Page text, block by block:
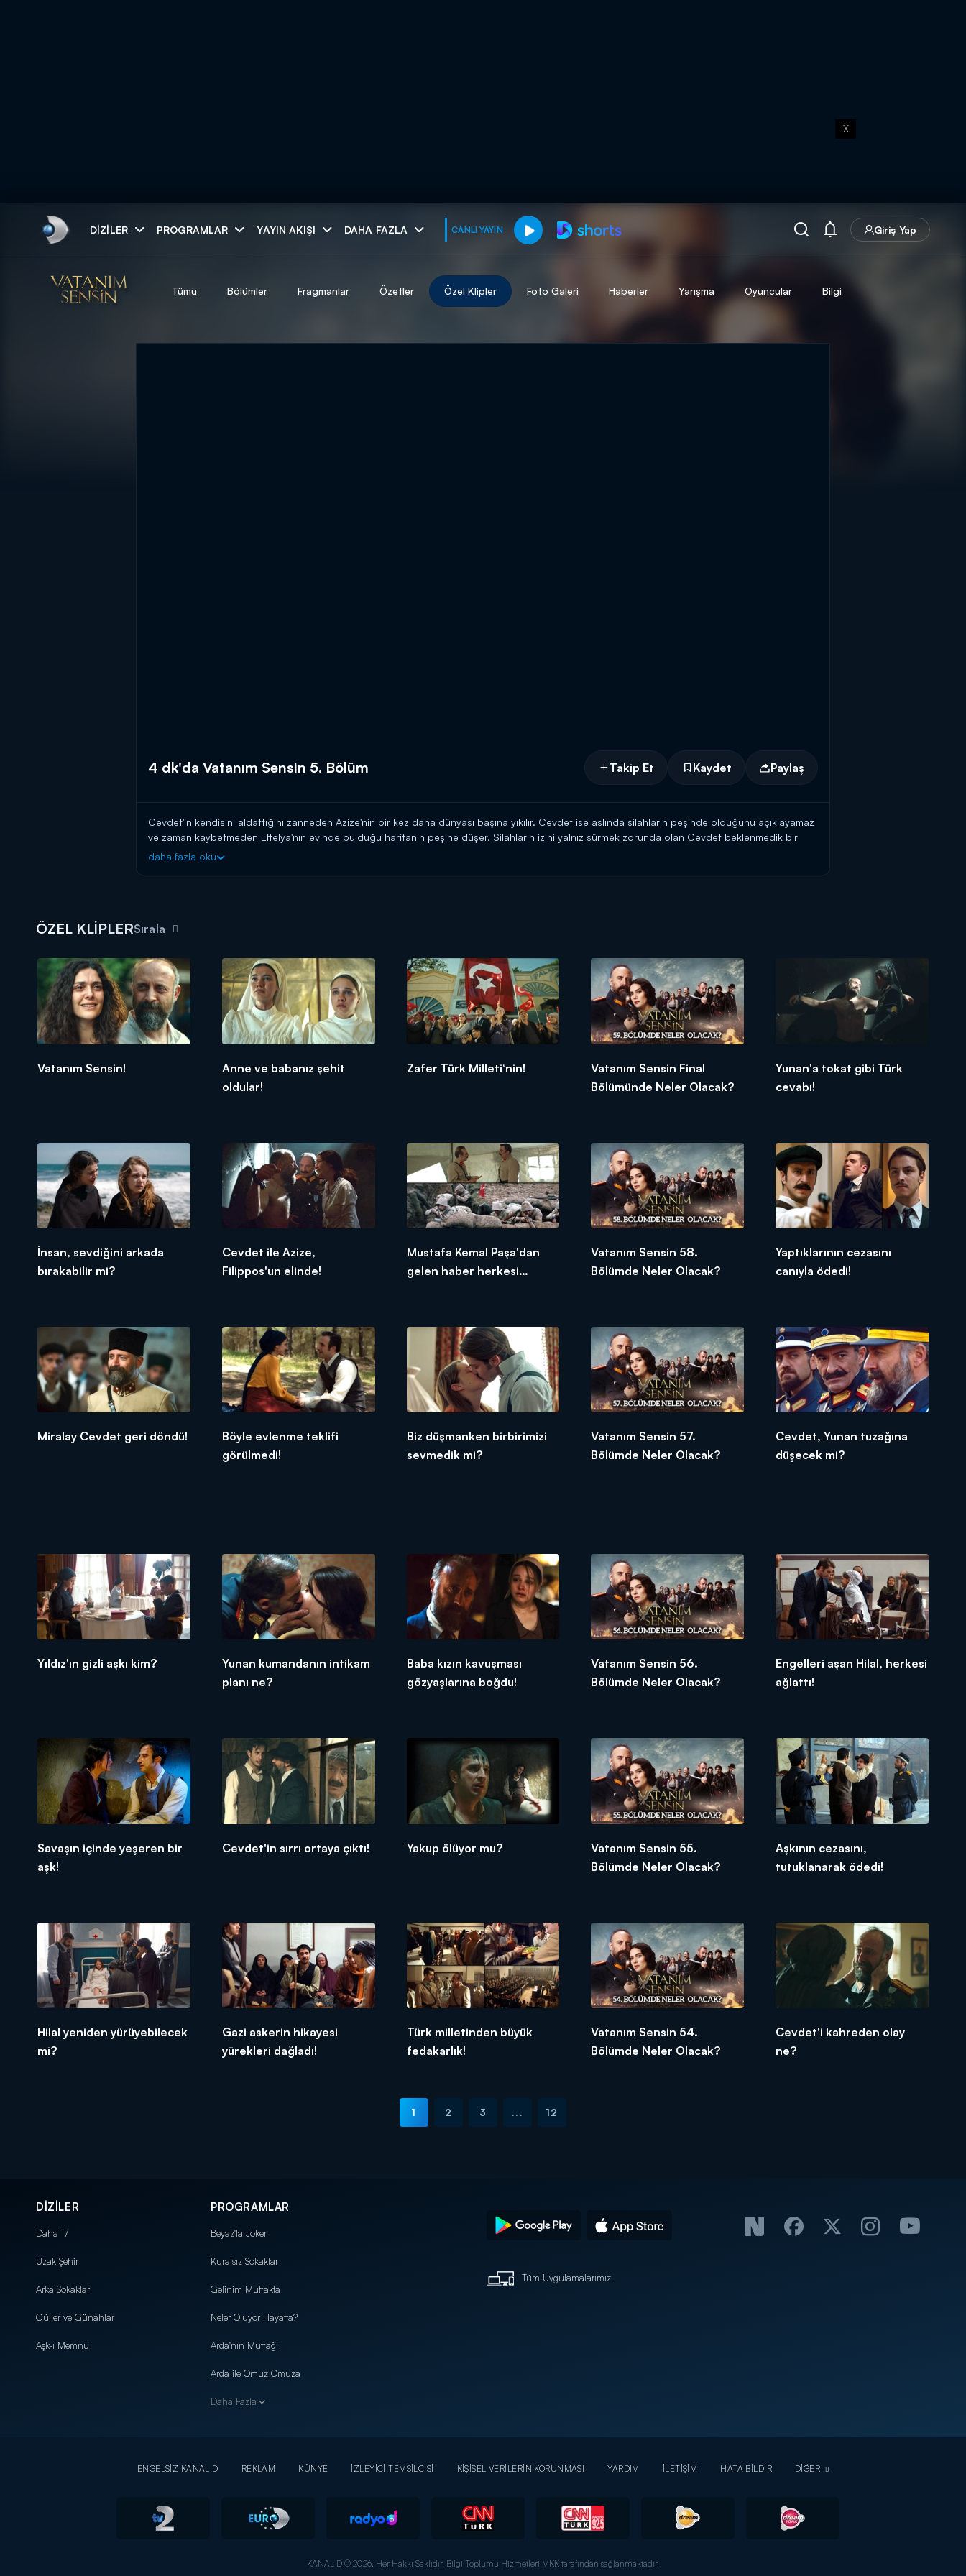
X
DIZILER PROGRAMLAR YAYIN AKIŞI DAHA FAZLA CANLI YAYIN Giriş Yap
muhteşem ikili
Tümü Bölümler Fragmanlar Özetler Özel Klipler Foto Galeri Haberler Yarışma Oyuncular Bilgi
4 dk'da Vatanım Sensin 5. Bölüm Takip Et Kaydet Paylaş
Cevdet'in kendisini aldattığını zanneden Azize'nin bir kez daha dünyası başına yıkılır. Cevdet ise aslında silahların peşinde olduğunu açıklayamaz
ve zaman kaybetmeden Eftelya'nın evinde bulduğu haritanın peşine düşer. Silahların izini yalnız sürmek zorunda olan Cevdet beklenmedik bir
gelişme ile karşı karşıyadır; Vasili onu bu göreve Leon ile birlikte gönderir.
Vatanım Sensin 5. bölümünde yaşanan önemli anları 4 dakikaya sığdırdık...
daha fazla oku
ÖZEL KLİPLERSırala
Vatanım Sensin!
Anne ve babanız şehit
oldular!
Zafer Türk Milleti‘nin!
Vatanım Sensin Final
Bölümünde Neler Olacak?
Yunan'a tokat gibi Türk
cevabı!
İnsan, sevdiğini arkada
bırakabilir mi?
Cevdet ile Azize,
Filippos'un elinde!
Mustafa Kemal Paşa'dan
gelen haber herkesi
Vatanım Sensin 58.
Bölümde Neler Olacak?
Yaptıklarının cezasını
canıyla ödedi!
Miralay Cevdet geri döndü!
Böyle evlenme teklifi
görülmedi!
Biz düşmanken birbirimizi
sevmedik mi?
Vatanım Sensin 57.
Bölümde Neler Olacak?
Cevdet, Yunan tuzağına
düşecek mi?
Yıldız'ın gizli aşkı kim?
Yunan kumandanın intikam
planı ne?
Baba kızın kavuşması
gözyaşlarına boğdu!
Vatanım Sensin 56.
Bölümde Neler Olacak?
Engelleri aşan Hilal, herkesi
ağlattı!
Savaşın içinde yeşeren bir
aşk!
Cevdet'in sırrı ortaya çıktı! Yakup ölüyor mu?
Vatanım Sensin 55.
Bölümde Neler Olacak?
Aşkının cezasını,
tutuklanarak ödedi!
Hilal yeniden yürüyebilecek
mi?
Gazi askerin hikayesi
yürekleri dağladı!
Türk milletinden büyük
fedakarlık!
Vatanım Sensin 54.
Bölümde Neler Olacak?
Cevdet'i kahreden olay
ne?
1 2 3 ... 12
DİZİLER
Daha 17
Uzak Şehir
Arka Sokaklar
Güller ve Günahlar
Aşk-ı Memnu
PROGRAMLAR
Beyaz'la Joker
Kuralsız Sokaklar
Gelinim Mutfakta
Neler Oluyor Hayatta?
Arda'nın Mutfağı
Arda ile Omuz Omuza
Daha Fazla
Tüm Uygulamalarımız
ENGELSİZ KANAL D REKLAM KÜNYE İZLEYİCİ TEMSİLCİSİ KİŞİSEL VERİLERİN KORUNMASI YARDIM İLETİŞİM HATA BİLDİR DİĞER
KANAL D © 2026. Her Hakkı Saklıdır. Bilgi Toplumu Hizmetleri MKK tarafından sağlanmaktadır.